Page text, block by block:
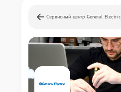
Сервисный центр General Electric